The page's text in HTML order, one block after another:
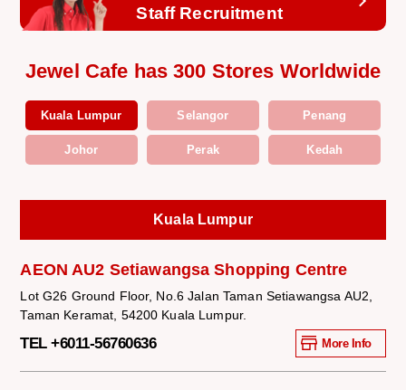
Staff Recruitment
Jewel Cafe has 300 Stores Worldwide
Kuala Lumpur Selangor Penang
Johor Perak Kedah
Kuala Lumpur
AEON AU2 Setiawangsa Shopping Centre
Lot G26 Ground Floor, No.6 Jalan Taman Setiawangsa AU2,
Taman Keramat, 54200 Kuala Lumpur.
TEL +6011-56760636 More Info